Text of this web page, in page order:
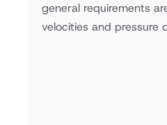
general requirements
velocities and pressure